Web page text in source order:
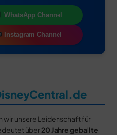
WhatsApp Channel
Instagram Channel
wir unsere Leidenschaft für
über 20 Jahre geballte